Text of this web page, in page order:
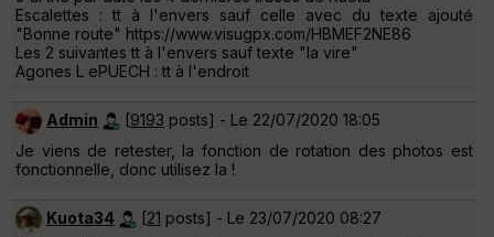
Escalettes : tt à l'envers sauf celle avec du texte ajouté
"Bonne route" https://www.visugpx.com/HBMEF2NE86
Les 2 suivantes tt à l'envers sauf texte "la vire"
Agones L ePUECH : tt à l'endroit
Admin [9193 posts] - Le 22/07/2020 18:05
Je viens de retester, la fonction de rotation des photos est
fonctionnelle, donc utilisez la !
Kuota34 [21 posts] - Le 23/07/2020 08:27